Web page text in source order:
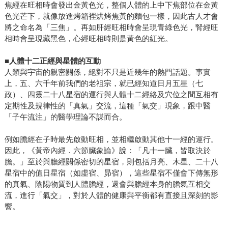
焦經在旺相時會發出金黃色光，整個人體的上中下焦部位在金黃
色光芒下，就像放進烤箱裡烘烤焦黃的麵包一樣，因此古人才會
將之命名為「三焦」。再如肝經旺相時會呈現青綠色光，腎經旺
相時會呈現藏黑色，心經旺相時則是黃色的紅光。
■人體十二正經與星體的互動
人類與宇宙的親密關係，絕對不只是近幾年的熱門話題。事實
上，五、六千年前我們的老祖宗，就已經知道日月五星（七
政）、四靈二十八星宿的運行與人體十二經絡及穴位之間互相有
定期性及規律性的「真氣」交流，這種「氣交」現象，跟中醫
「子午流注」的醫學理論不謀而合。
例如膽經在子時最先啟動旺相，並相繼啟動其他十一經的運行。
因此，《黃帝內經．六節臟象論》說：「凡十一臟，皆取決於
膽。」至於與膽經關係密切的星宿，則包括月亮、木星、二十八
星宿中的值日星宿（如虛宿、昴宿），這些星宿不僅會下傳無形
的真氣、陰陽物質到人體膽經，還會與膽經本身的膽氣互相交
流，進行「氣交」，對於人體的健康與平衡都有直接且深刻的影
響。